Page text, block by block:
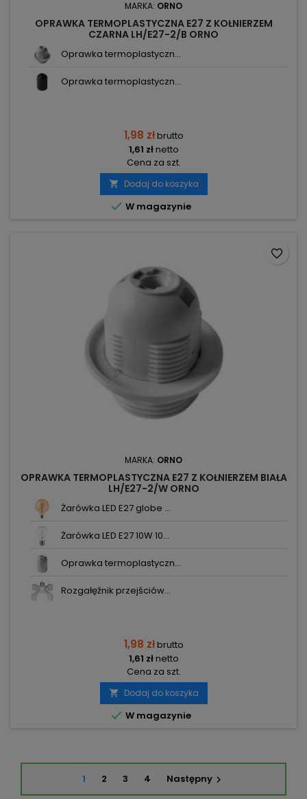
MARKA: ORNO
OPRAWKA TERMOPLASTYCZNA E27 Z KOŁNIERZEM
CZARNA LH/E27-2/B ORNO
Oprawka termoplastyczn...
Oprawka termoplastyczn...
1,98 złbrutto
1,61 złnetto
Cena za szt.
 Dodaj do koszyka
 W magazynie
MARKA: ORNO
OPRAWKA TERMOPLASTYCZNA E27 Z KOŁNIERZEM BIAŁA
LH/E27-2/W ORNO
Żarówka LED E27 globe ...
Żarówka LED E27 10W 10...
Oprawka termoplastyczn...
Rozgałęźnik przejściów...
1,98 złbrutto
1,61 złnetto
Cena za szt.
 Dodaj do koszyka
 W magazynie
favorite_border
1 2 3 4 Następny 